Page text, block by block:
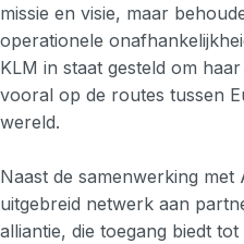
missie en visie, maar
operationele
KLM in staat gesteld om
vooral op de routes tussen
wereld.
Naast de samenwerking
uitgebreid netwerk aan
alliantie, die toegang biedt